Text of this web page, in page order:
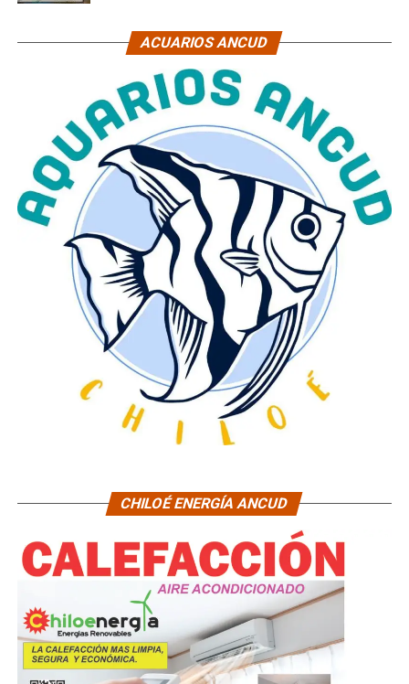
ACUARIOS ANCUD
CHILOÉ ENERGÍA ANCUD